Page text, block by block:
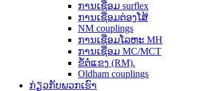
ການເຊື່ອມ surflex
ການເຊື່ອມຕ່ອງໂສ້
NM couplings
ການເຊື່ອມໂລຫະ MH
ການເຊື່ອມ MC/MCT
ຂໍ້ຕໍ່ແຂງ (RM).
Oldham couplings
ກ່ຽວກັບພວກເຮົາ